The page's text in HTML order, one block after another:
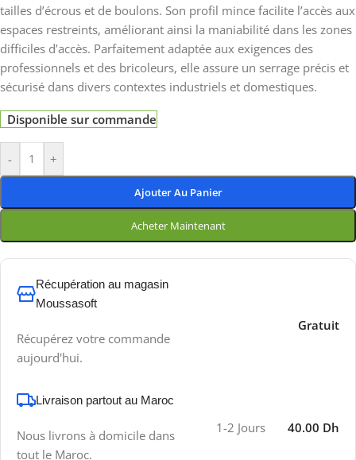
tailles d’écrous et de boulons. Son profil mince facilite l’accès aux
espaces restreints, améliorant ainsi la maniabilité dans les zones
difficiles d’accès. Parfaitement adaptée aux exigences des
professionnels et des bricoleurs, elle assure un serrage précis et
sécurisé dans divers contextes industriels et domestiques.
Disponible sur commande
- +
Ajouter Au Panier
Acheter Maintenant
Récupération au magasin
Moussasoft
Récupérez votre commande
aujourd'hui.
Gratuit
Livraison partout au Maroc
Nous livrons à domicile dans
tout le Maroc.
1-2 Jours 40.00 Dh